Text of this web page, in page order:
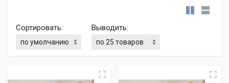
Сортировать: Выводить: